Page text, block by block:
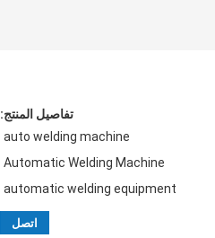
تفاصيل المنتج:
auto welding machine
Automatic Welding Machine
automatic welding equipment
اتصل